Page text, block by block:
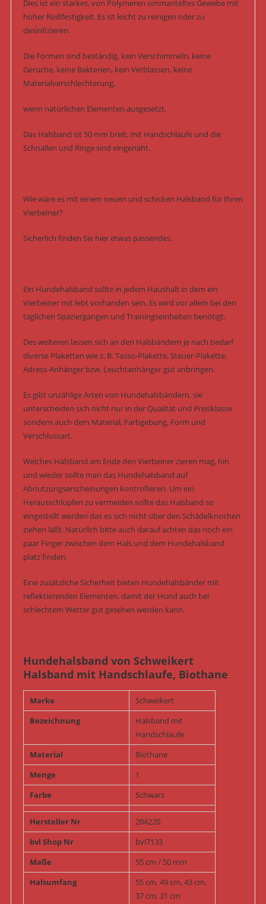
Dies ist ein starkes, von Polymeren ummanteltes Gewebe mit
hoher Reißfestigkeit. Es ist leicht zu reinigen oder zu
desinfizieren.
Die Formen sind beständig, kein Verschimmeln, keine
Gerüche, keine Bakterien, kein Verblassen, keine
Materialverschlechterung,
wenn natürlichen Elementen ausgesetzt.
Das Halsband ist 50 mm breit, mit Handschlaufe und die
Schnallen und Ringe sind eingenäht.
Wie wäre es mit einem neuen und schicken Halsband für Ihren
Vierbeiner?
Sicherlich finden Sie hier etwas passendes.
Ein Hundehalsband sollte in jedem Haushalt in dem ein
Vierbeiner mit lebt vorhanden sein. Es wird vor allem bei den
täglichen Spaziergängen und Trainingseinheiten benötigt.
Des weiteren lassen sich an den Halsbändern je nach bedarf
diverse Plaketten wie z. B. Tasso-Plakette, Steuer-Plakette,
Adress-Anhänger bzw. Leuchtanhänger gut anbringen.
Es gibt unzählige Arten von Hundehalsbändern, sie
unterscheiden sich nicht nur in der Qualität und Preisklasse
sondern auch dem Material, Farbgebung, Form und
Verschlussart.
Welches Halsband am Ende den Vierbeiner zieren mag, hin
und wieder sollte man das Hundehalsband auf
Abnutzungserscheinungen kontrollieren. Um ein
Herausschlüpfen zu vermeiden sollte das Halsband so
eingestellt werden das es sich nicht über den Schädelknochen
ziehen läßt. Natürlich bitte auch darauf achten das noch ein
paar Finger zwischen dem Hals und dem Hundehalsband
platz finden.
Eine zusätzliche Sicherheit bieten Hundehalsbänder mit
reflektierenden Elementen, damit der Hund auch bei
schlechtem Wetter gut gesehen werden kann.
Hundehalsband von Schweikert
Halsband mit Handschlaufe, Biothane
Marke
Schweikert
Bezeichnung
Halsband mit
Handschlaufe
Material
Biothane
Menge
1
Farbe
Schwarz
Hersteller Nr
204220
bvl Shop Nr
bvl7133
Maße
55 cm / 50 mm
Halsumfang
55 cm, 49 cm, 43 cm,
37 cm, 31 cm